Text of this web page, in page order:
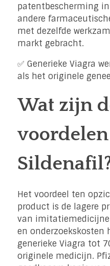
patentbescherming
andere
met dezelfde
markt gebracht.
✅ Generieke Viagra
als het originele
Wat zijn
Het voordeel ten
product is de lagere
van
en onderzoekskosten
generieke Viagra tot
originele medicijn.